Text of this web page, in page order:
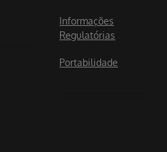
Informações
Regulatórias
Portabilidade